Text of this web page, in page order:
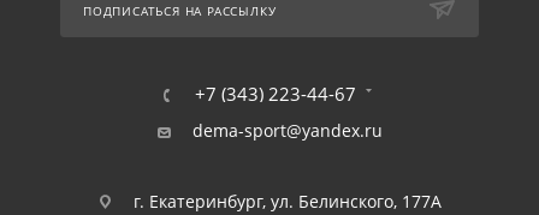
ПОДПИСАТЬСЯ НА РАССЫЛКУ
+7 (343) 223-44-67
dema-sport@yandex.ru
г. Екатеринбург, ул. Белинского, 177А